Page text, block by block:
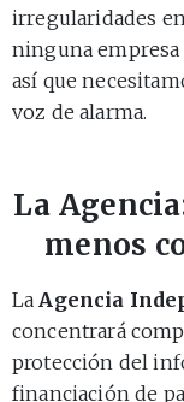
irregularidades
ninguna empresa
así que
voz de alarma.
La
menos
La Agencia
concentrará
protección del
financiación de